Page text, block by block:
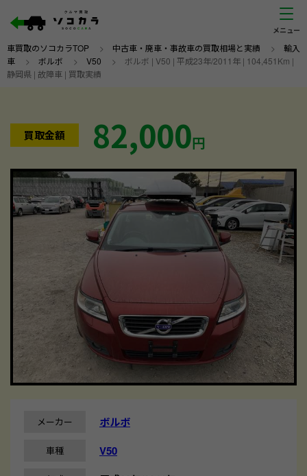
車買取のソコカラTOP > 中古車・廃車・事故車の買取相場と実績 > 輸入
車 > ボルボ > V50 > ボルボ | V50 | 平成23年/2011年 | 104,451Km |
静岡県 | 故障車 | 買取実績
買取金額 82,000円
メーカー ボルボ
車種 V50